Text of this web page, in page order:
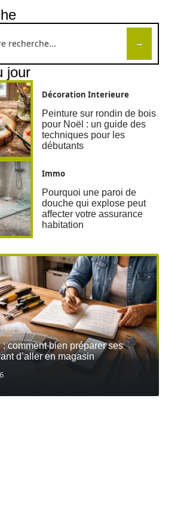
jour
Décoration Interieure
Peinture sur rondin de bois
pour Noël : un guide des
techniques pour les
débutants
Immo
Pourquoi une paroi de
douche qui explose peut
affecter votre assurance
habitation
comment bien préparer ses
d’aller en magasin